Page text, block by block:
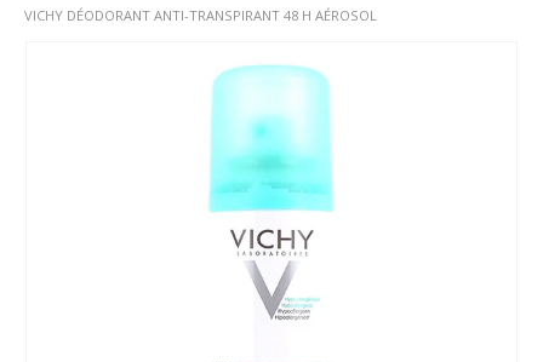
VICHY DÉODORANT ANTI-TRANSPIRANT 48 H AÉROSOL